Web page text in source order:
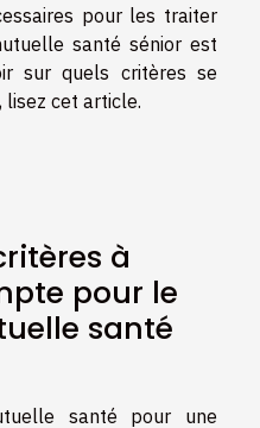
pour les traiter
santé sénior est
sur quels critères se
lisez cet article.
à
pour le
santé
santé pour une